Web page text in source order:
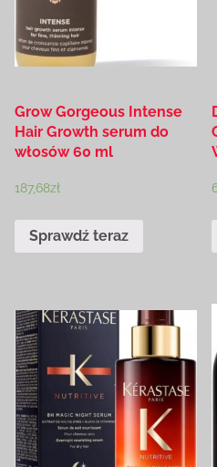
Grow Gorgeous Intense
Hair Growth serum do
włosów 60 ml
187,68zł
Sprawdź teraz